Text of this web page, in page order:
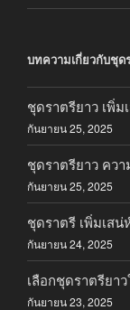
บทความเกี่ยวกับชุด
ชุดราตรียาว เพิ่
กันยายน 25, 2025
ชุดราตรียาว คว
กันยายน 25, 2025
ชุดราตรี เพิ่มเส
กันยายน 24, 2025
เลือกชุดราตรียา
กันยายน 23, 2025